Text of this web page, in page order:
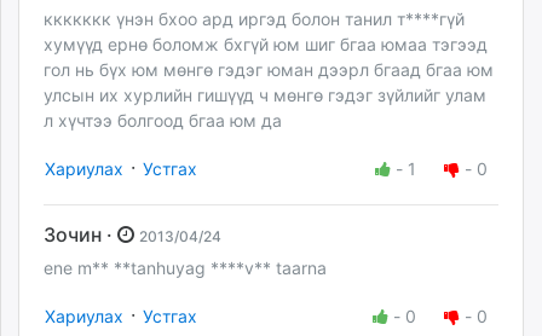
ккккккк үнэн бхоо ард иргэд болон танил т****гүй
хумүүд ернө боломж бхгүй юм шиг бгаа юмаа тэгээд
гол нь бүх юм мөнгө гэдэг юман дээрл бгаад бгаа юм
улсын их хурлийн гишүүд ч мөнгө гэдэг зүйлийг улам
л хүчтээ болгоод бгаа юм да
Хариулах · Устгах - 1 - 0
Зочин · 2013/04/24
ene m** **tanhuyag ****v** taarna
Хариулах · Устгах - 0 - 0